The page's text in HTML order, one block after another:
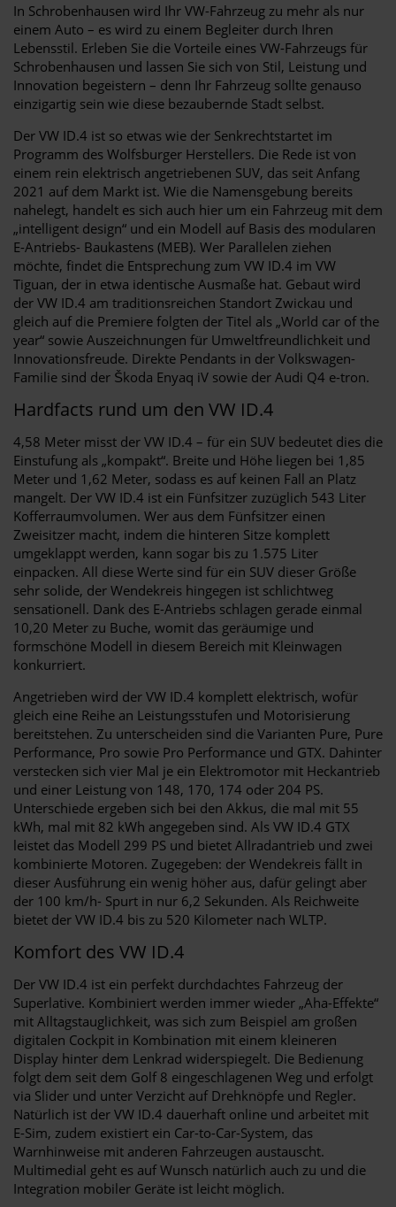
In Schrobenhausen wird Ihr VW-Fahrzeug zu mehr als nur
einem Auto – es wird zu einem Begleiter durch Ihren
Lebensstil. Erleben Sie die Vorteile eines VW-Fahrzeugs für
Schrobenhausen und lassen Sie sich von Stil, Leistung und
Innovation begeistern – denn Ihr Fahrzeug sollte genauso
einzigartig sein wie diese bezaubernde Stadt selbst.
Der VW ID.4 ist so etwas wie der Senkrechtstartet im
Programm des Wolfsburger Herstellers. Die Rede ist von
einem rein elektrisch angetriebenen SUV, das seit Anfang
2021 auf dem Markt ist. Wie die Namensgebung bereits
nahelegt, handelt es sich auch hier um ein Fahrzeug mit dem
„intelligent design“ und ein Modell auf Basis des modularen
E-Antriebs- Baukastens (MEB). Wer Parallelen ziehen
möchte, findet die Entsprechung zum VW ID.4 im VW
Tiguan, der in etwa identische Ausmaße hat. Gebaut wird
der VW ID.4 am traditionsreichen Standort Zwickau und
gleich auf die Premiere folgten der Titel als „World car of the
year“ sowie Auszeichnungen für Umweltfreundlichkeit und
Innovationsfreude. Direkte Pendants in der Volkswagen-
Familie sind der Škoda Enyaq iV sowie der Audi Q4 e-tron.
Hardfacts rund um den VW ID.4
4,58 Meter misst der VW ID.4 – für ein SUV bedeutet dies die
Einstufung als „kompakt“. Breite und Höhe liegen bei 1,85
Meter und 1,62 Meter, sodass es auf keinen Fall an Platz
mangelt. Der VW ID.4 ist ein Fünfsitzer zuzüglich 543 Liter
Kofferraumvolumen. Wer aus dem Fünfsitzer einen
Zweisitzer macht, indem die hinteren Sitze komplett
umgeklappt werden, kann sogar bis zu 1.575 Liter
einpacken. All diese Werte sind für ein SUV dieser Größe
sehr solide, der Wendekreis hingegen ist schlichtweg
sensationell. Dank des E-Antriebs schlagen gerade einmal
10,20 Meter zu Buche, womit das geräumige und
formschöne Modell in diesem Bereich mit Kleinwagen
konkurriert.
Angetrieben wird der VW ID.4 komplett elektrisch, wofür
gleich eine Reihe an Leistungsstufen und Motorisierung
bereitstehen. Zu unterscheiden sind die Varianten Pure, Pure
Performance, Pro sowie Pro Performance und GTX. Dahinter
verstecken sich vier Mal je ein Elektromotor mit Heckantrieb
und einer Leistung von 148, 170, 174 oder 204 PS.
Unterschiede ergeben sich bei den Akkus, die mal mit 55
kWh, mal mit 82 kWh angegeben sind. Als VW ID.4 GTX
leistet das Modell 299 PS und bietet Allradantrieb und zwei
kombinierte Motoren. Zugegeben: der Wendekreis fällt in
dieser Ausführung ein wenig höher aus, dafür gelingt aber
der 100 km/h- Spurt in nur 6,2 Sekunden. Als Reichweite
bietet der VW ID.4 bis zu 520 Kilometer nach WLTP.
Komfort des VW ID.4
Der VW ID.4 ist ein perfekt durchdachtes Fahrzeug der
Superlative. Kombiniert werden immer wieder „Aha-Effekte“
mit Alltagstauglichkeit, was sich zum Beispiel am großen
digitalen Cockpit in Kombination mit einem kleineren
Display hinter dem Lenkrad widerspiegelt. Die Bedienung
folgt dem seit dem Golf 8 eingeschlagenen Weg und erfolgt
via Slider und unter Verzicht auf Drehknöpfe und Regler.
Natürlich ist der VW ID.4 dauerhaft online und arbeitet mit
E-Sim, zudem existiert ein Car-to-Car-System, das
Warnhinweise mit anderen Fahrzeugen austauscht.
Multimedial geht es auf Wunsch natürlich auch zu und die
Integration mobiler Geräte ist leicht möglich.